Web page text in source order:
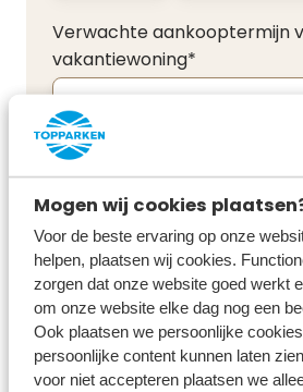
Mogen wij cookies
Voor de beste ervaring op onze
helpen, plaatsen wij cookies.
zorgen dat onze website goed werkt
om onze website elke dag nog een
Ook plaatsen we persoonlijke
persoonlijke content kunnen laten
voor niet accepteren plaatsen we
Verwachte aankooptermijn
vakantiewoning*
Ik ontvang graag de
nieuwsbrief over de
projecten.